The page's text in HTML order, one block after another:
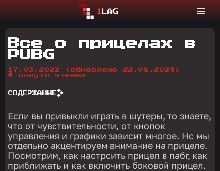
Все о прицелах в
PUBG
17.03.2022
(обновлено 22.08.2024)
4 минуты чтения
СОДЕРЖАНИЕ
Если вы привыкли играть в шутеры, то знаете,
что от чувствительности, от кнопок
управления и графики зависит многое. Но мы
отдельно акцентируем внимание на прицеле.
Посмотрим, как настроить прицел в пабг, как
приближать и как включить боковой прицел.